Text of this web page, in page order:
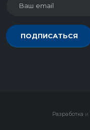
ПОДПИСАТЬСЯ
Разработка и